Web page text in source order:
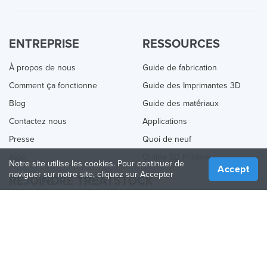
ENTREPRISE
À propos de nous
Comment ça fonctionne
Blog
Contactez nous
Presse
RESSOURCES
Guide de fabrication
Guide des Imprimantes 3D
Guide des matériaux
Applications
Quoi de neuf
Online 3D Printing
REJOINDRE TREATSTOCK
Notre site utilise les cookies. Pour continuer de
naviguer sur notre site, cliquez sur Accepter
Accept